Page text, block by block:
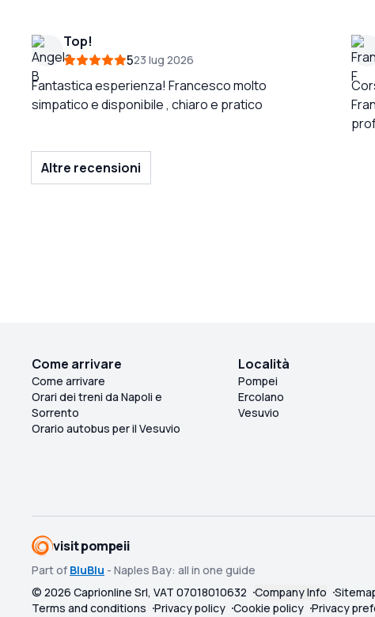
Top!
523 lug 2026
Fantastica esperienza! Francesco molto
simpatico e disponibile , chiaro e pratico
Altre recensioni
Come arrivare
Come arrivare
Orari dei treni da Napoli e
Sorrento
Orario autobus per il Vesuvio
Località
Pompei
Ercolano
Vesuvio
visit pompeii
Part of BluBlu - Naples Bay: all in one guide
© 2026 Caprionline Srl, VAT 07018010632 Company Info
Terms and conditions Privacy policy Cookie policy Privacy